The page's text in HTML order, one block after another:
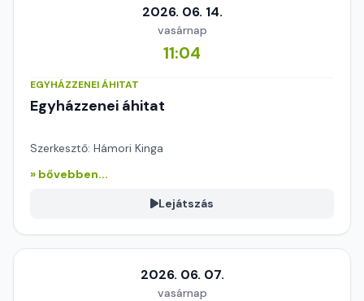
2026. 06. 14.
vasárnap
11:04
EGYHÁZZENEI ÁHITAT
Egyházzenei áhitat
Szerkesztő: Hámori Kinga
» bővebben...
Lejátszás
2026. 06. 07.
vasárnap